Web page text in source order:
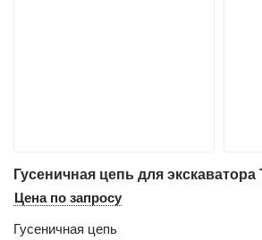
Гусеничная цепь для экскаватора
Цена по запросу
Гусеничная цепь